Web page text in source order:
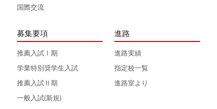
国際交流
募集要項
推薦入試Ⅰ期
学業特別奨学生入試
推薦入試Ⅱ期
一般入試(新規)
進路
進路実績
指定校一覧
進路室より